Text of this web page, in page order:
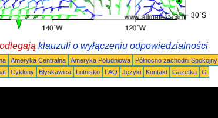
klauzuli o wyłączeniu odpowiedzialności
Ameryka Centralna Ameryka Południowa Północno zachodni Spokojny
Cyklony Błyskawica Lotnisko FAQ Języki Kontakt Gazetka O